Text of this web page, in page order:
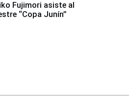
Fujimori asiste al
“Copa Junín”